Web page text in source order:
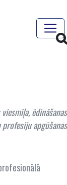
ēdināšanas
apgūšanas